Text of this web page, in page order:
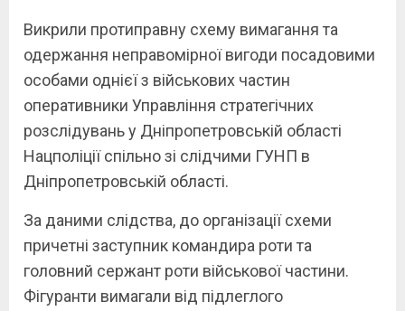
Викрили протиправну схему вимагання та
одержання неправомірної вигоди посадовими
особами однієї з військових частин
оперативники Управління стратегічних
розслідувань у Дніпропетровській області
Нацполіції спільно зі слідчими ГУНП в
Дніпропетровській області.
За даними слідства, до організації схеми
причетні заступник командира роти та
головний сержант роти військової частини.
Фігуранти вимагали від підлеглого